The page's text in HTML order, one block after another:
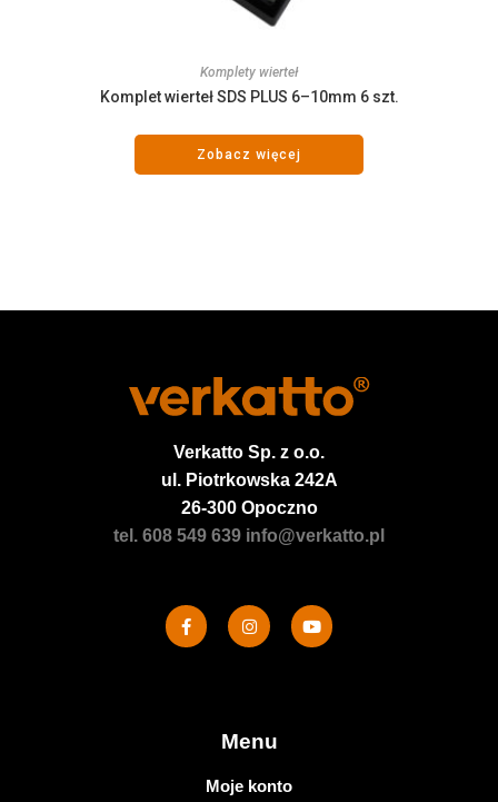
Komplety wierteł
Komplet wierteł SDS PLUS 6–10mm 6 szt.
Zobacz więcej
Verkatto Sp. z o.o.
ul. Piotrkowska 242A
26-300 Opoczno
tel. 608 549 639 info@verkatto.pl
Menu
Moje konto